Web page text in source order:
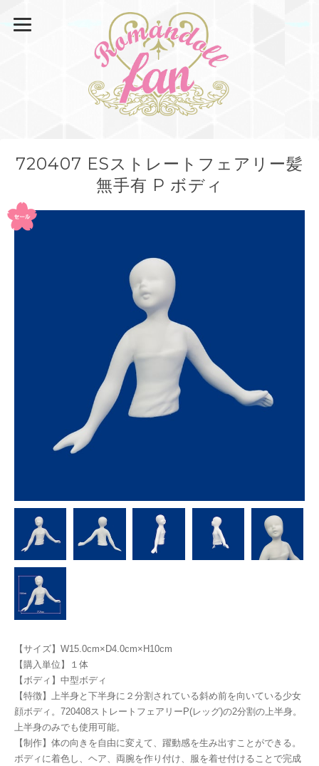
720407 ESストレートフェアリー髪
無手有 P ボディ
【サイズ】W15.0cm×D4.0cm×H10cm
【購入単位】１体
【ボディ】中型ボディ
【特徴】上半身と下半身に２分割されている斜め前を向いている少女
顔ボディ。720408ストレートフェアリーP(レッグ)の2分割の上半身。
上半身のみでも使用可能。
【制作】体の向きを自由に変えて、躍動感を生み出すことができる。
ボディに着色し、ヘア、両腕を作り付け、服を着せ付けることで完成